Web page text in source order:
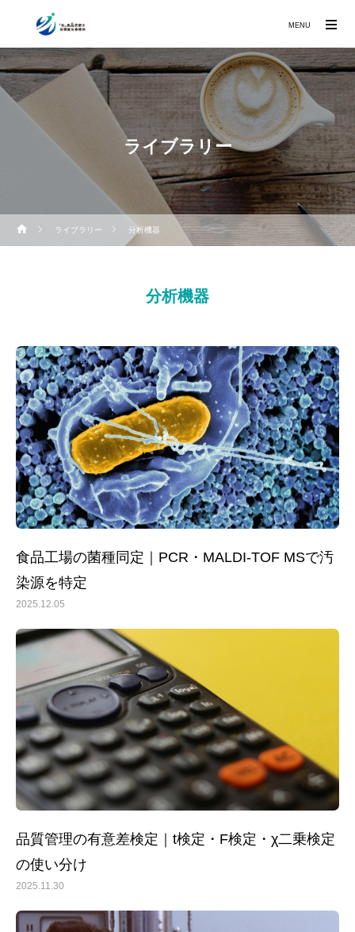
ライブラリー
ライブラリー 分析機器
分析機器
食品工場の菌種同定｜PCR・MALDI-TOF MSで汚
染源を特定
2025.12.05
品質管理の有意差検定｜t検定・F検定・χ二乗検定
の使い分け
2025.11.30
MENU